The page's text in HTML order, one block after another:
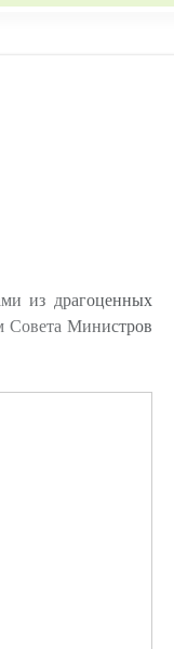
из драгоценных
Совета Министров